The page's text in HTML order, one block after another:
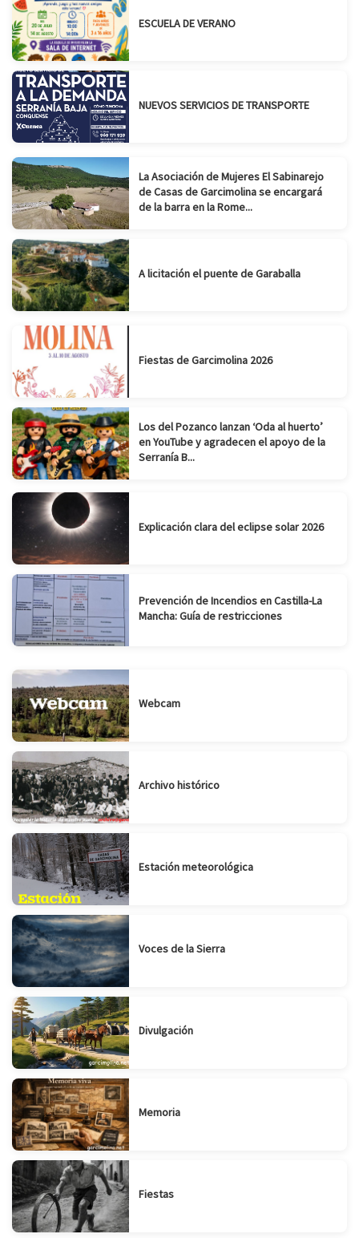
ESCUELA DE VERANO
NUEVOS SERVICIOS DE TRANSPORTE
La Asociación de Mujeres El Sabinarejo
de Casas de Garcimolina se encargará
de la barra en la Rome...
A licitación el puente de Garaballa
Fiestas de Garcimolina 2026
Los del Pozanco lanzan ‘Oda al huerto’
en YouTube y agradecen el apoyo de la
Serranía B...
Explicación clara del eclipse solar 2026
Prevención de Incendios en Castilla-La
Mancha: Guía de restricciones
Webcam
Archivo histórico
Estación meteorológica
Voces de la Sierra
Divulgación
Memoria
Fiestas